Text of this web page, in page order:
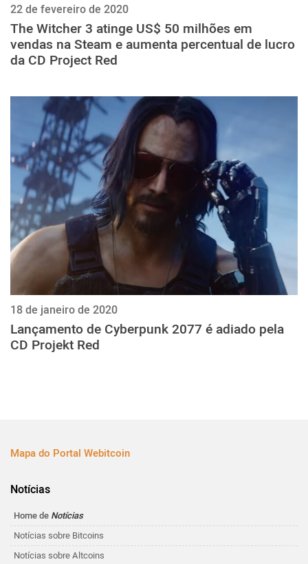
22 de fevereiro de 2020
The Witcher 3 atinge US$ 50 milhões em
vendas na Steam e aumenta percentual de lucro
da CD Project Red
18 de janeiro de 2020
Lançamento de Cyberpunk 2077 é adiado pela
CD Projekt Red
Mapa do Portal Webitcoin
Notícias
Home de Notícias
Notícias sobre Bitcoins
Notícias sobre Altcoins